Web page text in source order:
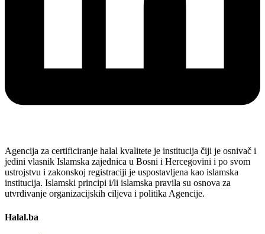
Agencija za certificiranje halal kvalitete je institucija čiji je osnivač i
jedini vlasnik Islamska zajednica u Bosni i Hercegovini i po svom
ustrojstvu i zakonskoj registraciji je uspostavljena kao islamska
institucija. Islamski principi i/li islamska pravila su osnova za
utvrđivanje organizacijskih ciljeva i politika Agencije.
Halal.ba